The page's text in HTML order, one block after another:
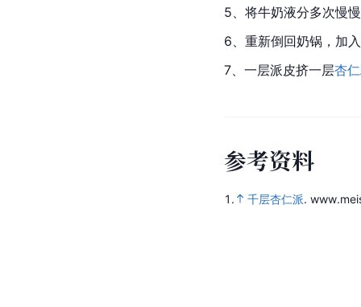
5、将牛奶液分多次慢
6、重新倒回奶锅，加入
7、一层派皮挤一层杏
参考资料
1. 千层杏仁派.